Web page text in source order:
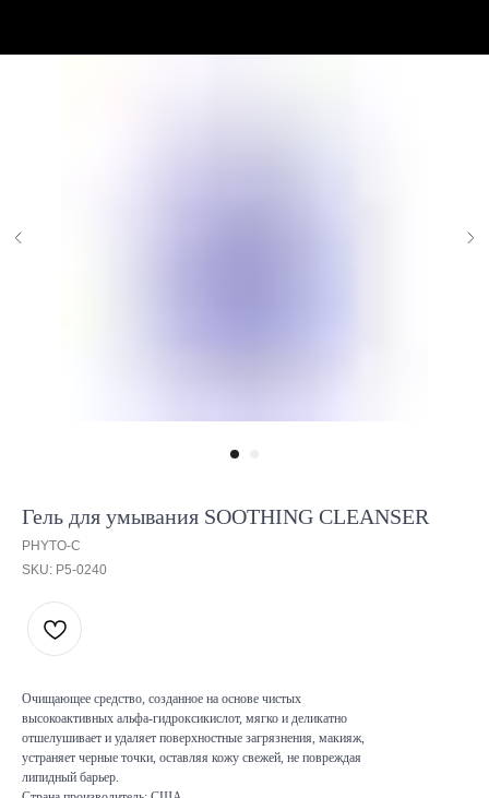
Гель для умывания SOOTHING CLEANSER
PHYTO-C
SKU: P5-0240
Очищающее средство, созданное на основе чистых
высокоактивных альфа-гидроксикислот, мягко и деликатно
отшелушивает и удаляет поверхностные загрязнения, макияж,
устраняет черные точки, оставляя кожу свежей, не повреждая
липидный барьер.